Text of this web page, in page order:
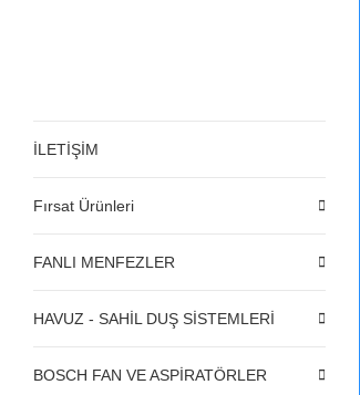
İLETİŞİM
Fırsat Ürünleri
FANLI MENFEZLER
HAVUZ - SAHİL DUŞ SİSTEMLERİ
BOSCH FAN VE ASPİRATÖRLER